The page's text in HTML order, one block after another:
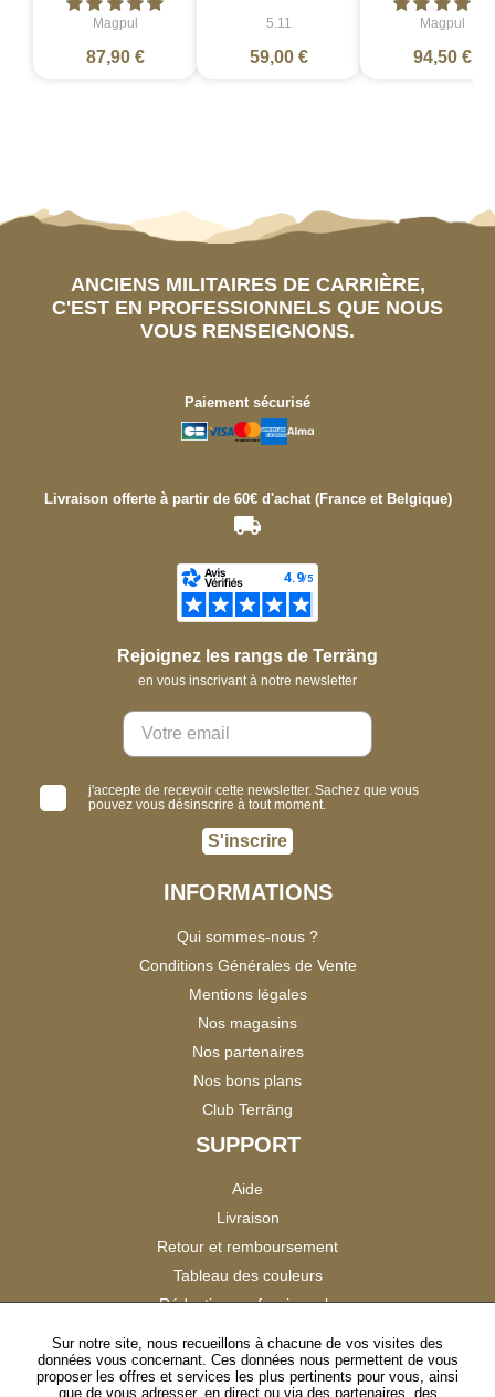
Magpul
87,90 €
5.11
59,00 €
Magpul
94,50 €
ANCIENS MILITAIRES DE CARRIÈRE,
C'EST EN PROFESSIONNELS QUE NOUS
VOUS RENSEIGNONS.
Paiement sécurisé
Livraison offerte à partir de 60€ d'achat (France et Belgique)
Rejoignez les rangs de Terräng
en vous inscrivant à notre newsletter
j'accepte de recevoir cette newsletter. Sachez que vous
pouvez vous désinscrire à tout moment.
S'inscrire
INFORMATIONS
Qui sommes-nous ?
Conditions Générales de Vente
Mentions légales
Nos magasins
Nos partenaires
Nos bons plans
Club Terräng
SUPPORT
Aide
Livraison
Retour et remboursement
Tableau des couleurs
Réduction professionnels
Satisfaction Clients
Sur notre site, nous recueillons à chacune de vos visites des
données vous concernant. Ces données nous permettent de vous
proposer les offres et services les plus pertinents pour vous, ainsi
que de vous adresser, en direct ou via des partenaires, des